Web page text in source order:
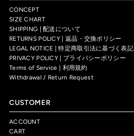
CONCEPT
SIZE CHART
SHIPPING | 配送について
RETURNS POLICY | 返品・交換ポリシー
LEGAL NOTICE | 特定商取引法に基づく表記
PRIVACY POLICY | プライバシーポリシー
Terms of Service | 利用規約
Withdrawal / Return Request
CUSTOMER
ACCOUNT
CART